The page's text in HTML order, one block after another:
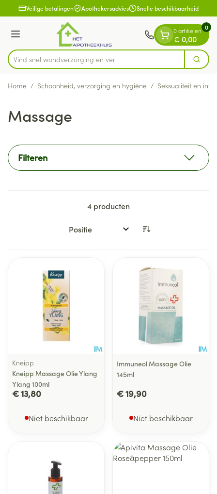
Ga naar de inhoud
1 van 1Veilige betalingen Apothekersadvies Snelle beschikbaarheid
Menu
Product, merk, categorie...
Vind snel wondverzorging e Zoek
0 artikelen
€ 0,00
0
Home / Schoonheid, verzorging en hygiëne / Seksualiteit en
Massage
Filteren
4 producten
Sorteer op:
Kneipp
Kneipp Massage Olie Ylang
Ylang 100ml
€ 13,80
Niet beschikbaar
Immuneol Massage Olie
145ml
€ 19,90
Niet beschikbaar